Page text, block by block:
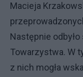
Macieja
Następnie
Towarzystwa. W
z nich mogła